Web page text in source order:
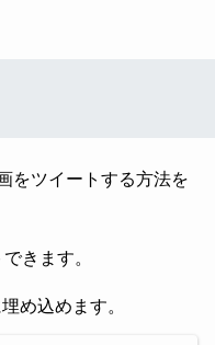
をツイートする方法を
きます。
め込めます。